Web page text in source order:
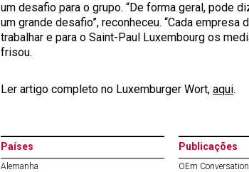
um desafio para o grupo. “De forma geral, pode
um grande desafio”, reconheceu. “Cada
trabalhar e para o Saint-Paul Luxembourg os
frisou.
Ler artigo completo no Luxemburger Wort, aqui.
Países
Alemanha
Publicações
OEm